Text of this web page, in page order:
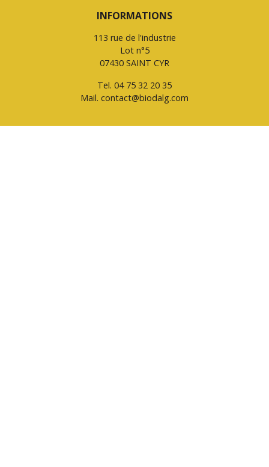
INFORMATIONS
113 rue de l'industrie
Lot n°5
07430 SAINT CYR
Tel. 04 75 32 20 35
Mail. contact@biodalg.com